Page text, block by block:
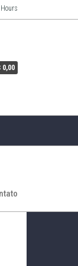
0,00